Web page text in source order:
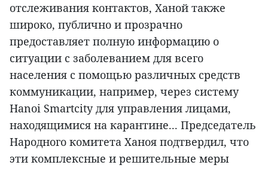
отслеживания контактов, Ханой также
широко, публично и прозрачно
предоставляет полную информацию о
ситуации с заболеванием для всего
населения с помощью различных средств
коммуникации, например, через систему
Hanoi Smartcity для управления лицами,
находящимися на карантине... Председатель
Народного комитета Ханоя подтвердил, что
эти комплексные и решительные меры